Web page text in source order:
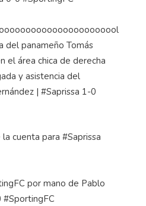
del panameño Tomás
el área chica de derecha
y asistencia del
| #Saprissa 1-0
cuenta para #Saprissa
por mano de Pablo
#SportingFC